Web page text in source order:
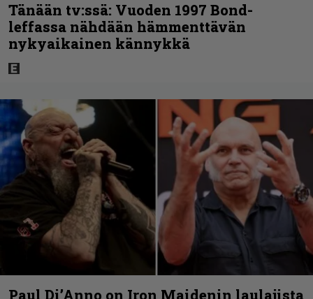
Tänään tv:ssä: Vuoden 1997 Bond-
leffassa nähdään hämmenttävän
nykyaikainen kännykkä
Paul Di’Anno on Iron Maidenin laulajista